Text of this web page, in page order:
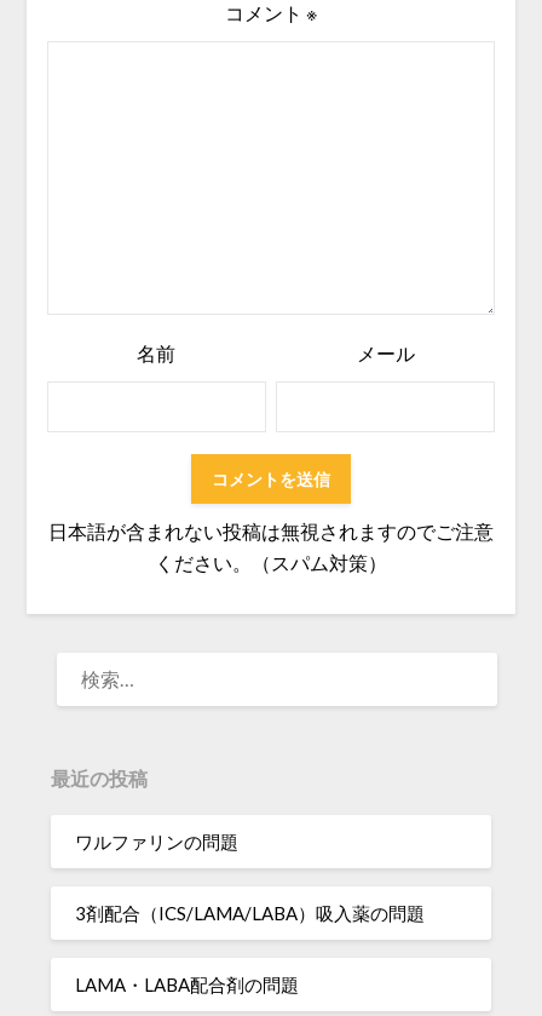
コメント ※
名前 メール
日本語が含まれない投稿は無視されますのでご注意
ください。（スパム対策）
最近の投稿
ワルファリンの問題
3剤配合（ICS/LAMA/LABA）吸入薬の問題
LAMA・LABA配合剤の問題